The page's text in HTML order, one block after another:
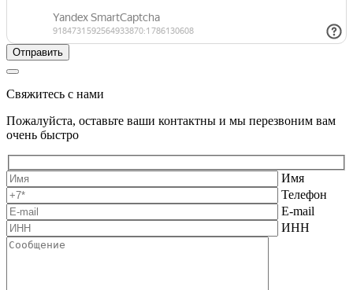
Свяжитесь с нами
Пожалуйста, оставьте ваши контактны и мы перезвоним вам
очень быстро
Имя
Телефон
E-mail
ИНН